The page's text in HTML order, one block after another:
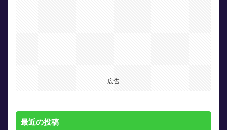
広告
最近の投稿